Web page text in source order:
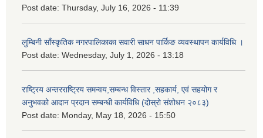
Post date: Thursday, July 16, 2026 - 11:39
लुम्बिनी साँस्कृतिक नगरपालिकाका सवारी साधन पार्किङ व्यवस्थापन कार्यविधि ।
Post date: Wednesday, July 1, 2026 - 13:18
राष्ट्रिय अन्तरराष्ट्रिय समन्वय,सम्बन्ध विस्तार ,सहकार्य, एवं सहयोग र
अनुभवको आदान प्रदान सम्बन्धी कार्यविधि (दोस्रो संशोधन २०८३)
Post date: Monday, May 18, 2026 - 15:50